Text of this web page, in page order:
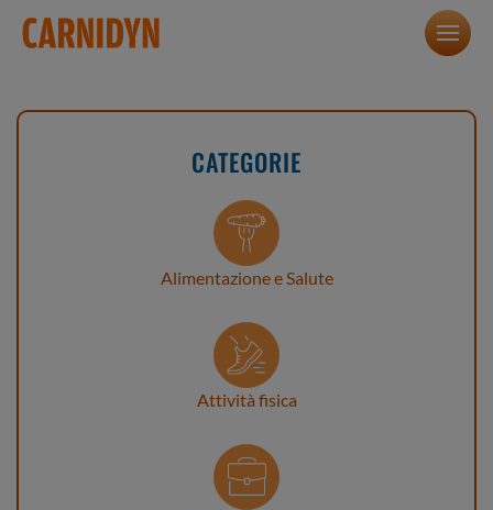
CATEGORIE
Alimentazione e Salute
Attività fisica